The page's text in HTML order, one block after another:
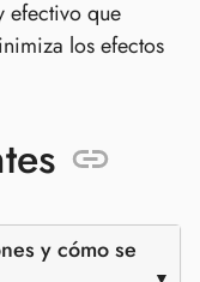
efectivo que
los efectos
y cómo se